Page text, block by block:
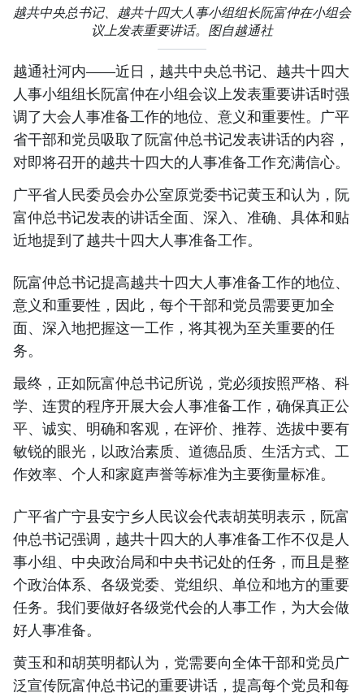
越共中央总书记、越共十四大人事小组组长阮富仲在小组会
议上发表重要讲话。图自越通社
越通社河内——近日，越共中央总书记、越共十四大
人事小组组长阮富仲在小组会议上发表重要讲话时强
调了大会人事准备工作的地位、意义和重要性。广平
省干部和党员吸取了阮富仲总书记发表讲话的内容，
对即将召开的越共十四大的人事准备工作充满信心。
广平省人民委员会办公室原党委书记黄玉和认为，阮
富仲总书记发表的讲话全面、深入、准确、具体和贴
近地提到了越共十四大人事准备工作。
阮富仲总书记提高越共十四大人事准备工作的地位、
意义和重要性，因此，每个干部和党员需要更加全
面、深入地把握这一工作，将其视为至关重要的任
务。
最终，正如阮富仲总书记所说，党必须按照严格、科
学、连贯的程序开展大会人事准备工作，确保真正公
平、诚实、明确和客观，在评价、推荐、选拔中要有
敏锐的眼光，以政治素质、道德品质、生活方式、工
作效率、个人和家庭声誉等标准为主要衡量标准。
广平省广宁县安宁乡人民议会代表胡英明表示，阮富
仲总书记强调，越共十四大的人事准备工作不仅是人
事小组、中央政治局和中央书记处的任务，而且是整
个政治体系、各级党委、党组织、单位和地方的重要
任务。我们要做好各级党代会的人事工作，为大会做
好人事准备。
黄玉和和胡英明都认为，党需要向全体干部和党员广
泛宣传阮富仲总书记的重要讲话，提高每个党员和每